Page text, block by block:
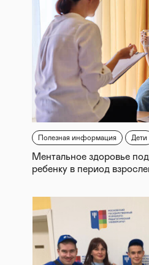
Полезная информация Дети
Ментальное здоровье
ребенку в период